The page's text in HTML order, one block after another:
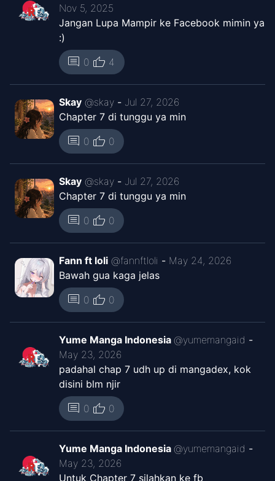
Nov 5, 2025
Jangan Lupa Mampir ke Facebook mimin ya
:)
comment 0 thumb_up 4
Skay @skay - Jul 27, 2026
Chapter 7 di tunggu ya min
comment 0 thumb_up 0
Skay @skay - Jul 27, 2026
Chapter 7 di tunggu ya min
comment 0 thumb_up 0
Fann ft loli @fannftloli - May 24, 2026
Bawah gua kaga jelas
comment 0 thumb_up 0
Yume Manga Indonesia @yumemangaid -
May 23, 2026
padahal chap 7 udh up di mangadex, kok
disini blm njir
comment 0 thumb_up 0
Yume Manga Indonesia @yumemangaid -
May 23, 2026
Untuk Chapter 7 silahkan ke fb